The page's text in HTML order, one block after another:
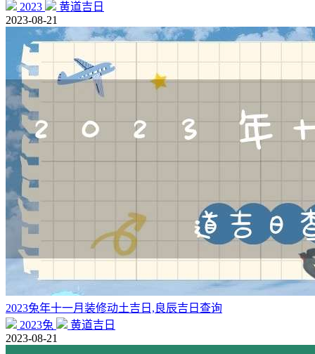
2023
黄道吉日
2023-08-21
2023兔年十一月装修动土吉日,良辰吉日查询
2023兔
黄道吉日
2023-08-21